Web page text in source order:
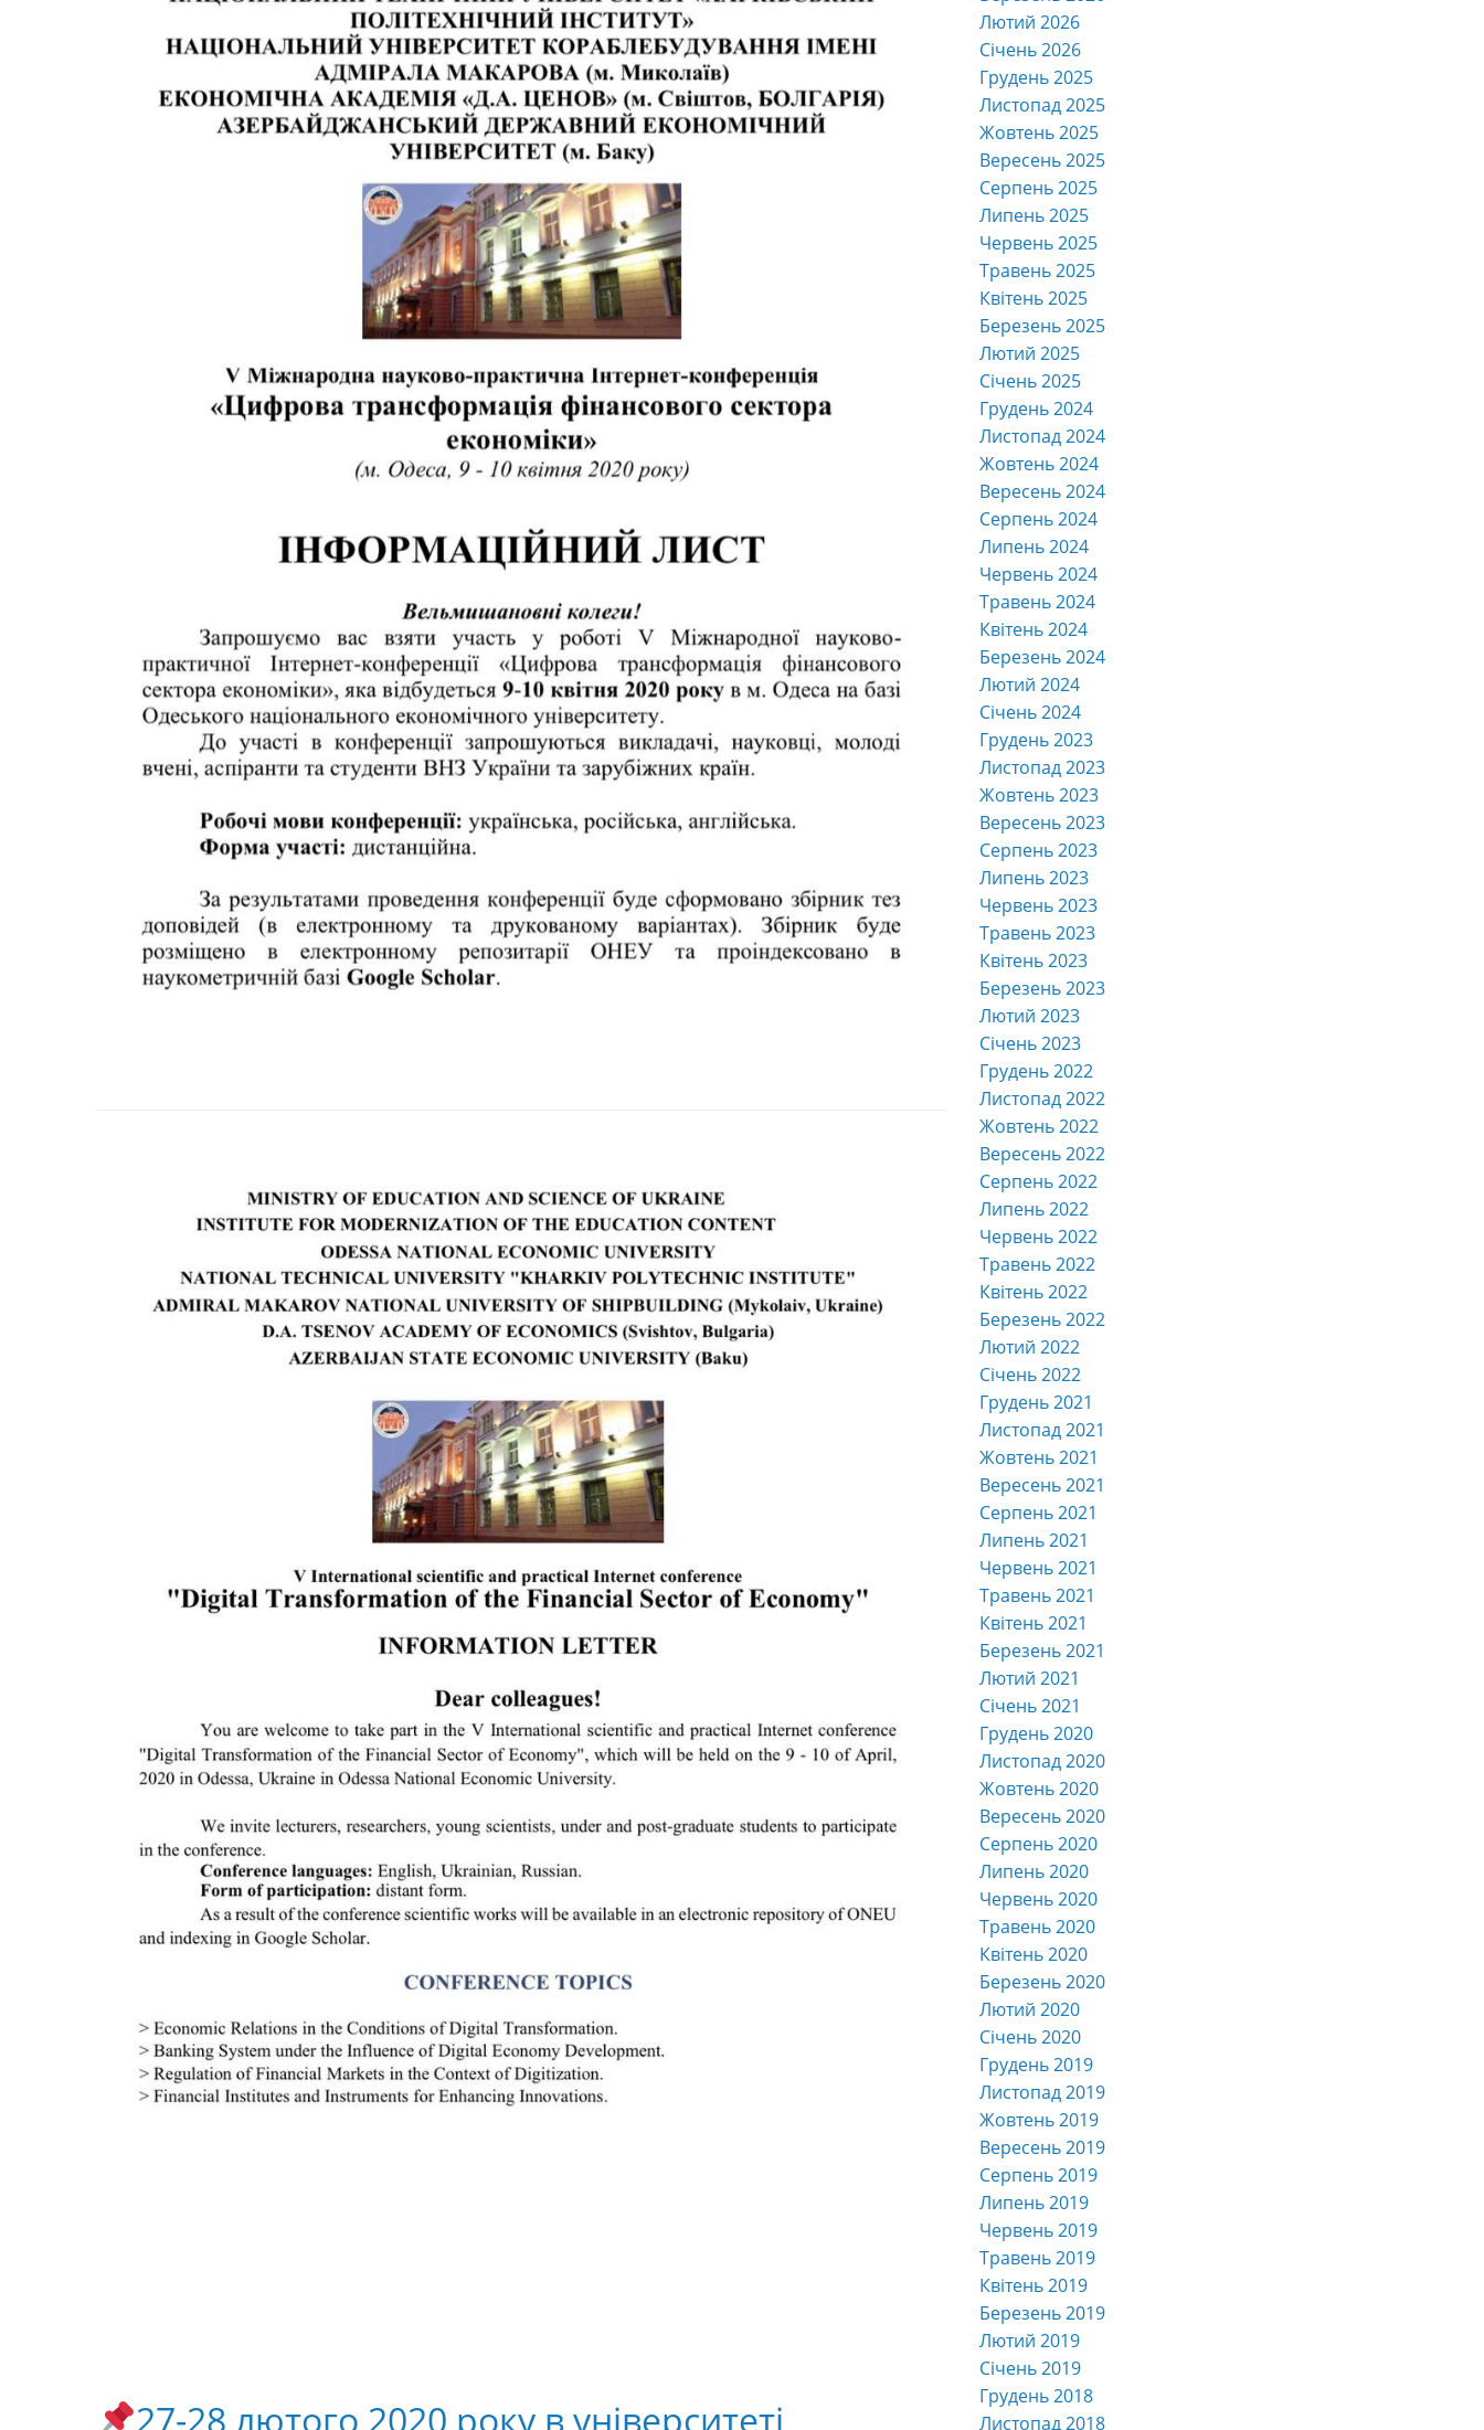
27-28 лютого 2020 року в університеті
Лютий 2026
Січень 2026
Грудень 2025
Листопад 2025
Жовтень 2025
Вересень 2025
Серпень 2025
Липень 2025
Червень 2025
Травень 2025
Квітень 2025
Березень 2025
Лютий 2025
Січень 2025
Грудень 2024
Листопад 2024
Жовтень 2024
Вересень 2024
Серпень 2024
Липень 2024
Червень 2024
Травень 2024
Квітень 2024
Березень 2024
Лютий 2024
Січень 2024
Грудень 2023
Листопад 2023
Жовтень 2023
Вересень 2023
Серпень 2023
Липень 2023
Червень 2023
Травень 2023
Квітень 2023
Березень 2023
Лютий 2023
Січень 2023
Грудень 2022
Листопад 2022
Жовтень 2022
Вересень 2022
Серпень 2022
Липень 2022
Червень 2022
Травень 2022
Квітень 2022
Березень 2022
Лютий 2022
Січень 2022
Грудень 2021
Листопад 2021
Жовтень 2021
Вересень 2021
Серпень 2021
Липень 2021
Червень 2021
Травень 2021
Квітень 2021
Березень 2021
Лютий 2021
Січень 2021
Грудень 2020
Листопад 2020
Жовтень 2020
Вересень 2020
Серпень 2020
Липень 2020
Червень 2020
Травень 2020
Квітень 2020
Березень 2020
Лютий 2020
Січень 2020
Грудень 2019
Листопад 2019
Жовтень 2019
Вересень 2019
Серпень 2019
Липень 2019
Червень 2019
Травень 2019
Квітень 2019
Березень 2019
Лютий 2019
Січень 2019
Грудень 2018
Листопад 2018